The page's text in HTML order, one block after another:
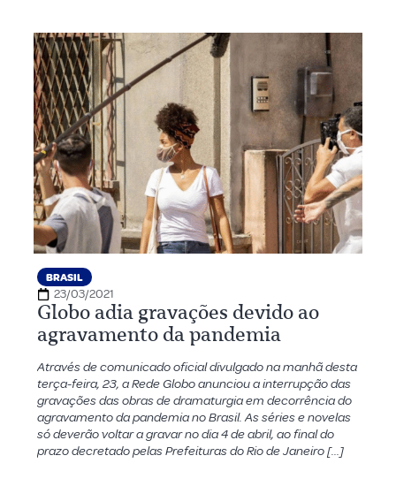
BRASIL
23/03/2021
Globo adia gravações devido ao
agravamento da pandemia
Através de comunicado oficial divulgado na manhã desta
terça-feira, 23, a Rede Globo anunciou a interrupção das
gravações das obras de dramaturgia em decorrência do
agravamento da pandemia no Brasil. As séries e novelas
só deverão voltar a gravar no dia 4 de abril, ao final do
prazo decretado pelas Prefeituras do Rio de Janeiro […]